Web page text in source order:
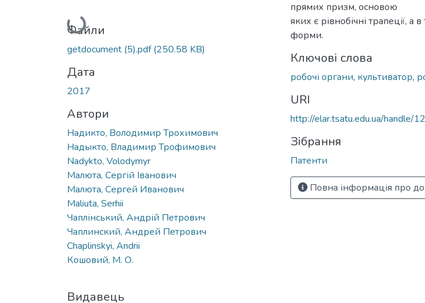
Вантажиться...
Файли
getdocument (5).pdf(250.58 KB)
Дата
2017
Автори
Надикто, Володимир Трохимович
Надыкто, Владимир Трофимович
Nadykto, Volodymyr
Малюта, Сергій Іванович
Малюта, Сергей Иванович
Maliuta, Serhii
Чаплінський, Андрій Петрович
Чаплинский, Андрей Петрович
Chaplinskyi, Andrii
Кошовий, М. О.
Видавець
прямих призм, основою
яких є рівнобічні трапеції, а
форми.
Ключові слова
робочі органи, культиватор,
URI
http://elar.tsatu.edu.ua/handle/
Зібрання
Патенти
Повна інформація про